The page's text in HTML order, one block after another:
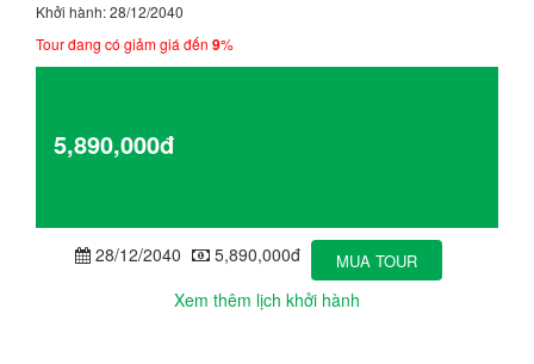
Khởi hành: 28/12/2040
Tour đang có giảm giá đến 9%
5,890,000đ
28/12/2040 5,890,000đ MUA TOUR
Xem thêm lịch khởi hành